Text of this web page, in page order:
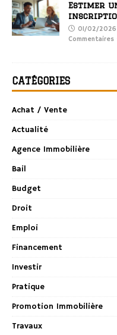
Estimer
01/02/2026
Commentaires
CATÉGORIES
Achat / Vente
Actualité
Agence Immobilière
Bail
Budget
Droit
Emploi
Financement
Investir
Pratique
Promotion Immobilière
Travaux